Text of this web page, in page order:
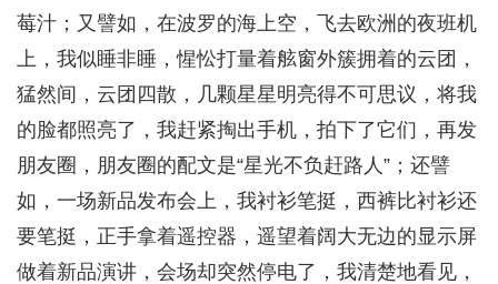
莓汁；又譬如，在波罗的海上空，飞去欧洲的夜班机
上，我似睡非睡，惺忪打量着舷窗外簇拥着的云团，
猛然间，云团四散，几颗星星明亮得不可思议，将我
的脸都照亮了，我赶紧掏出手机，拍下了它们，再发
朋友圈，朋友圈的配文是“星光不负赶路人”；还譬
如，一场新品发布会上，我衬衫笔挺，西裤比衬衫还
要笔挺，正手拿着遥控器，遥望着阔大无边的显示屏
做着新品演讲，会场却突然停电了，我清楚地看见，